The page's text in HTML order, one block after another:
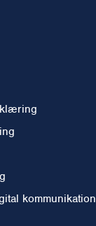
kommunikation